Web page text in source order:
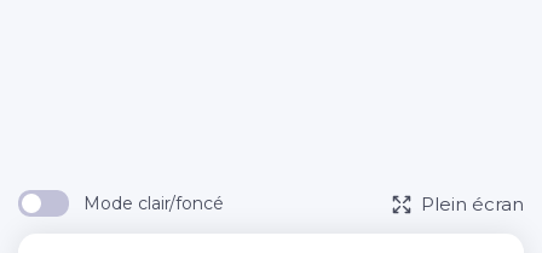
Mode clair/foncé Plein écran